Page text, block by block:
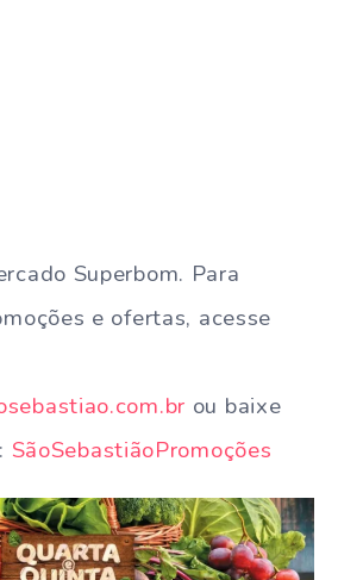
Superbom. Para
e ofertas, acesse
ou baixe
SãoSebastiãoPromoções